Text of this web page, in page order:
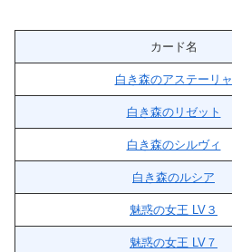
カード名
白き森のアステーリャ
白き森のリゼット
白き森のシルヴィ
白き森のルシア
魅惑の女王 LV３
魅惑の女王 LV７